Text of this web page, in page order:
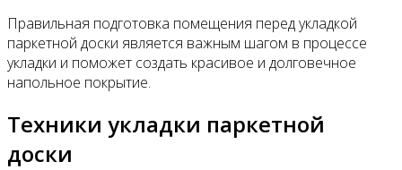
Правильная подготовка помещения перед укладкой
паркетной доски является важным шагом в процессе
укладки и поможет создать красивое и долговечное
напольное покрытие.
Техники укладки паркетной
доски